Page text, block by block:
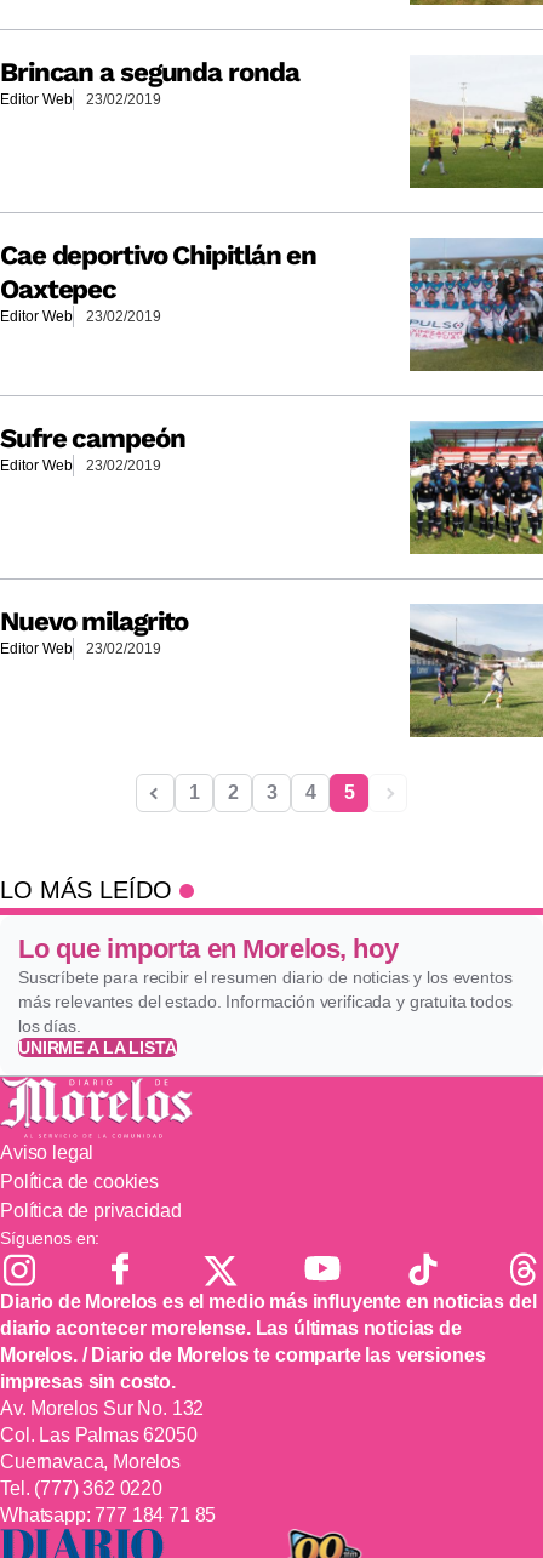
Brincan a segunda ronda
Editor Web 23/02/2019
Cae deportivo Chipitlán en
Oaxtepec
Editor Web 23/02/2019
Sufre campeón
Editor Web 23/02/2019
Nuevo milagrito
Editor Web 23/02/2019
1 2 3 4 5
LO MÁS LEÍDO
Lo que importa en Morelos, hoy
Suscríbete para recibir el resumen diario de noticias y los eventos
más relevantes del estado. Información verificada y gratuita todos
los días.
UNIRME A LA LISTA
Aviso legal
Política de cookies
Política de privacidad
Síguenos en:
Diario de Morelos es el medio más influyente en noticias del
diario acontecer morelense. Las últimas noticias de
Morelos. / Diario de Morelos te comparte las versiones
impresas sin costo.
Av. Morelos Sur No. 132
Col. Las Palmas 62050
Cuernavaca, Morelos
Tel. (777) 362 0220
Whatsapp:777 184 71 85